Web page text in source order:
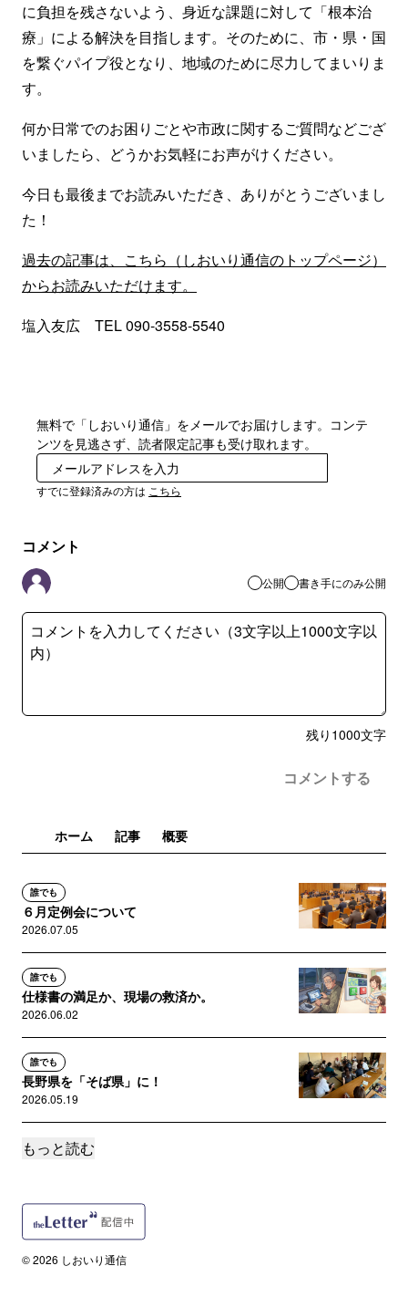
に負担を残さないよう、身近な課題に対して「根本治
療」による解決を目指します。そのために、市・県・国
を繋ぐパイプ役となり、地域のために尽力してまいりま
す。
何か日常でのお困りごとや市政に関するご質問などござ
いましたら、どうかお気軽にお声がけください。
今日も最後までお読みいただき、ありがとうございまし
た！
過去の記事は、こちら（しおいり通信のトップページ）
からお読みいただけます。
塩入友広 TEL 090-3558-5540
無料で「しおいり通信」をメールでお届けします。コンテ
ンツを見逃さず、読者限定記事も受け取れます。
すでに登録済みの方は こちら
コメント
公開 書き手にのみ公開
残り 1000文字
コメントする
ホーム 記事 概要
誰でも
６月定例会について
2026.07.05
誰でも
仕様書の満足か、現場の救済か。
2026.06.02
誰でも
長野県を「そば県」に！
2026.05.19
誰でも
誰でも
2026.04.14
もっと読む
© 2026 しおいり通信